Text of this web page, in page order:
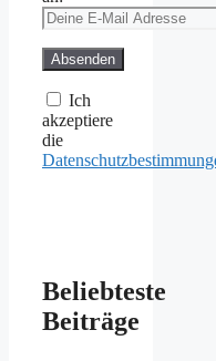
Ich
akzeptiere
die
Beliebteste
Beiträge